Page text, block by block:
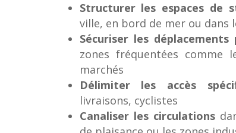
Structurer les espaces de
ville, en bord de mer ou dans
Sécuriser les déplacements
zones fréquentées
marchés
Délimiter les accès
livraisons, cyclistes
Canaliser les circulations